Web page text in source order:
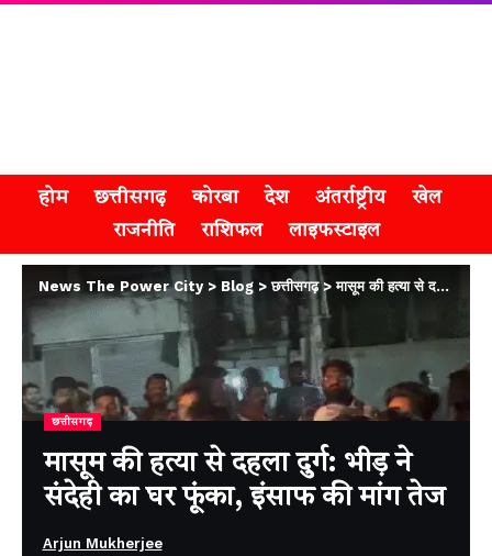
होम छत्तीसगढ़ कोरबा देश अंतर्राष्ट्रीय
खेल
राजनीति
राशिफल लाइफस्टाइल
News The Power City> Blog >छत्तीसगढ़>मासूम की हत्या से दहला दुर्ग: भीड़ ने संदेही का घर फूंका, इंसाफ की मांग तेज
छत्तीसगढ़
मासूम की हत्या से दहला दुर्ग: भीड़ ने
संदेही का घर फूंका, इंसाफ की मांग तेज
Arjun Mukherjee